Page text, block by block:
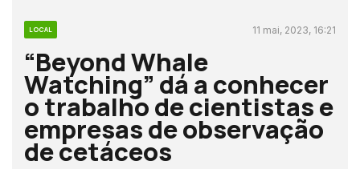
LOCAL 11 mai, 2023, 16:21
“Beyond Whale
Watching” dá a conhecer
o trabalho de cientistas e
empresas de observação
de cetáceos